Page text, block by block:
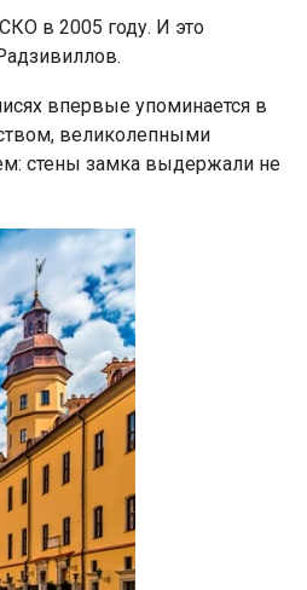
в 2005 году. И это
впервые упоминается в
великолепными
стены замка выдержали не